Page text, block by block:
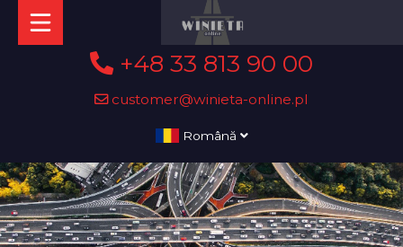
+48 33 813 90 00
customer@winieta-online.pl
Română